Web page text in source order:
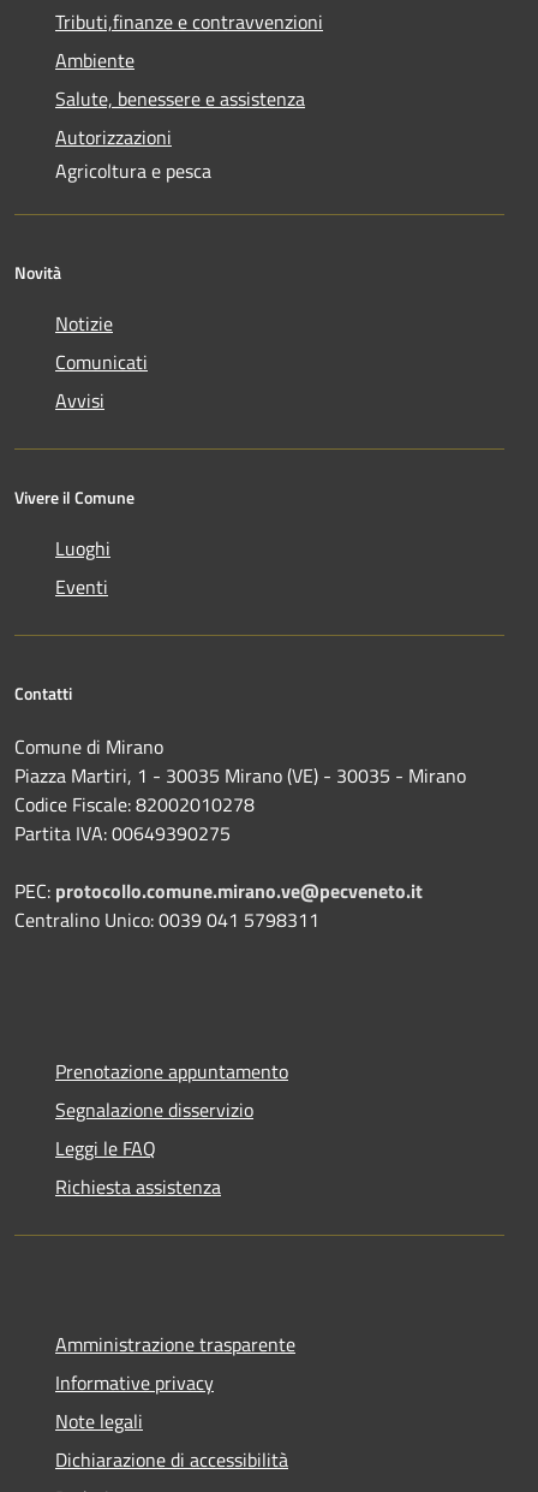
Tributi,finanze e contravvenzioni
Ambiente
Salute, benessere e assistenza
Autorizzazioni
Agricoltura e pesca
Novità
Notizie
Comunicati
Avvisi
Vivere il Comune
Luoghi
Eventi
Contatti
Comune di Mirano
Piazza Martiri, 1 - 30035 Mirano (VE) - 30035 - Mirano
Codice Fiscale: 82002010278
Partita IVA: 00649390275
PEC: protocollo.comune.mirano.ve@pecveneto.it
Centralino Unico: 0039 041 5798311
Prenotazione appuntamento
Segnalazione disservizio
Leggi le FAQ
Richiesta assistenza
Amministrazione trasparente
Informative privacy
Note legali
Dichiarazione di accessibilità